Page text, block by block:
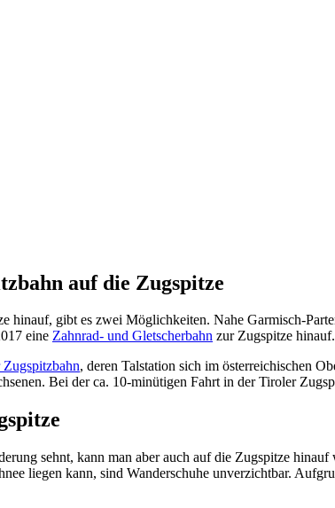
auf die Zugspitze
hinauf, gibt es zwei Möglichkeiten. Nahe Garmisch-
eine Zahnrad- und Gletscherbahn zur Zugspitze
, deren Talstation sich im österreichischen
Bei der ca. 10-minütigen Fahrt in der Tiroler
sehnt, kann man aber auch auf die Zugspitze
liegen kann, sind Wanderschuhe unverzichtbar.